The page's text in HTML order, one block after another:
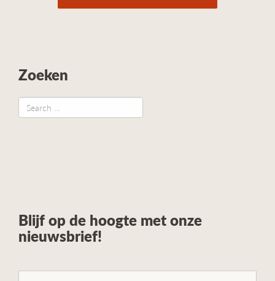
Zoeken
Blijf op de hoogte met onze
nieuwsbrief!